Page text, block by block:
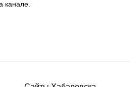
канале.